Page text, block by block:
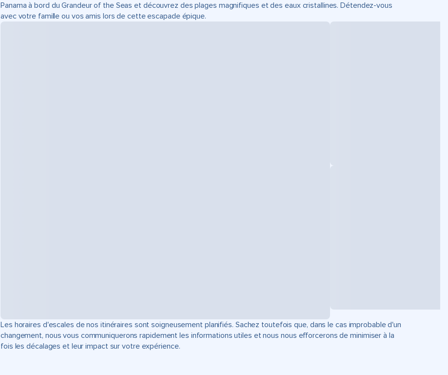
Panama à bord du Grandeur of the Seas et découvrez des plages magnifiques et des eaux cristallines. Détendez-vous
avec votre famille ou vos amis lors de cette escapade épique.
Les horaires d'escales de nos itinéraires sont soigneusement planifiés. Sachez toutefois que, dans le cas improbable d'un
changement, nous vous communiquerons rapidement les informations utiles et nous nous efforcerons de minimiser à la
fois les décalages et leur impact sur votre expérience.